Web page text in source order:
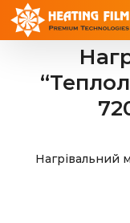
Skip
Нагрівальний